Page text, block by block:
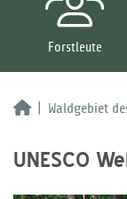
Forstleute
Waldgebiet
UNESCO